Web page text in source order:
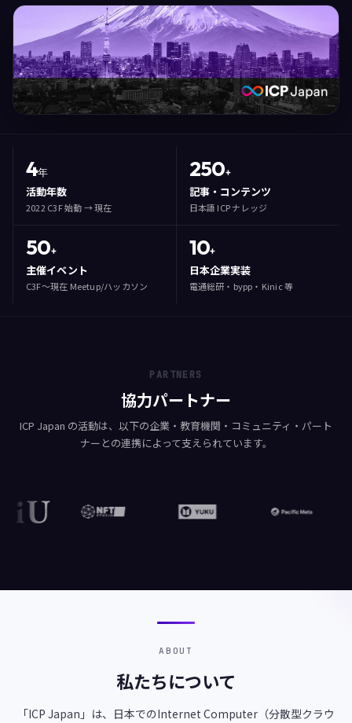
4年
活動年数
2022 C3F 始動 → 現在
250+
記事・コンテンツ
日本語 ICP ナレッジ
50+
主催イベント
C3F〜現在 Meetup/ハッカソン
10+
日本企業実装
電通総研・bypp・Kinic 等
PARTNERS
協力パートナー
ICP Japan の活動は、以下の企業・教育機関・コミュニティ・パート
ナーとの連携によって支えられています。
ABOUT
私たちについて
「ICP Japan」は、日本でのInternet Computer（分散型クラウ